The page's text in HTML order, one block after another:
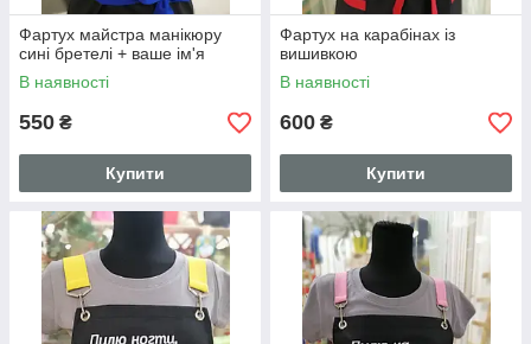
Фартух майстра манікюру
сині бретелі + ваше ім'я
В наявності
550 ₴
Купити
Фартух на карабінах із
вишивкою
В наявності
600 ₴
Купити